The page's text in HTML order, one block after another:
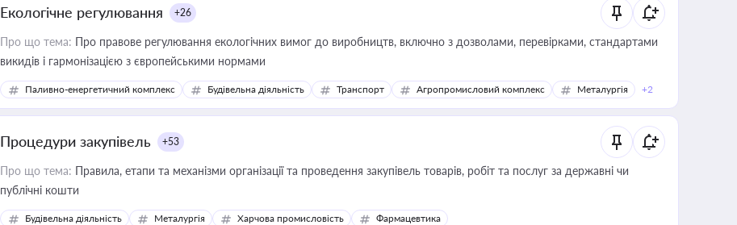
Екологічне регулювання +26
Про що тема: Про правове регулювання екологічних вимог до виробництв, включно з дозволами, перевірками, стандартами
викидів і гармонізацією з європейськими нормами
Паливно-енергетичний комплекс Будівельна діяльність Транспорт Агропромисловий комплекс Металургія +2
Процедури закупівель +53
Про що тема: Правила, етапи та механізми організації та проведення закупівель товарів, робіт та послуг за державні чи
публічні кошти
Будівельна діяльність Металургія Харчова промисловість Фармацевтика